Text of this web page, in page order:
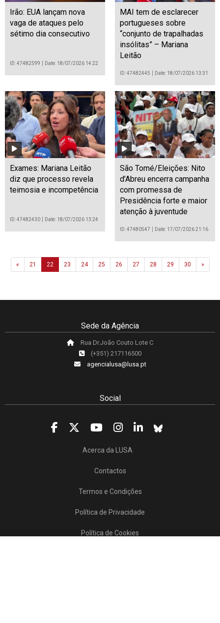
Irão: EUA lançam nova
vaga de ataques pelo
sétimo dia consecutivo
ID: 47482599 Date: 18/07/2026 14:22
MAI tem de esclarecer
portugueses sobre
“conjunto de trapalhadas
insólitas” – Mariana
Leitão
ID: 47482445 Date: 18/07/2026 13:31
Exames: Mariana Leitão
diz que processo revela
teimosia e incompetência
ID: 47482430 Date: 18/07/2026 13:24
São Tomé/Eleições: Nito
d’Abreu encerra campanha
com promessa de
Presidência forte e maior
atenção à juventude
ID: 47480547 Date: 17/07/2026 21:16
«Previous
21 22 23 24 25 26 27 28 29 30 »Next
Sede da Agência
Rua Dr.João Couto Lote C
(+351) 217116500
agencialusa@lusa.pt
Social
Acerca da LUSA
Contactos
Termos e Condições
Política de Privacidade
Política de Cookies